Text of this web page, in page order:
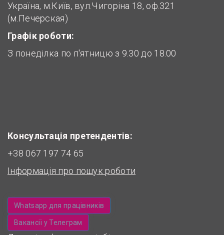
Україна, м.Київ, вул.Чигоріна 18, оф.321
(м.Печерская)
Графік роботи:
З понеділка по п'ятницю з 9.30 до 18.00
Консультація претендентів:
+38 067 197 74 65
Інформація про пошук роботи
Whatsapp для працівників
Вакансії у Телеграм